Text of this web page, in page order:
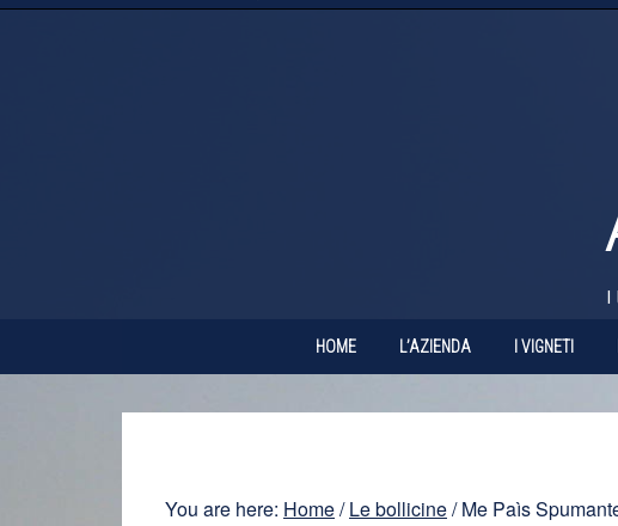
HOME L’AZIENDA I VIGNETI
You are here: Home/ Le bollicine/Me Paìs